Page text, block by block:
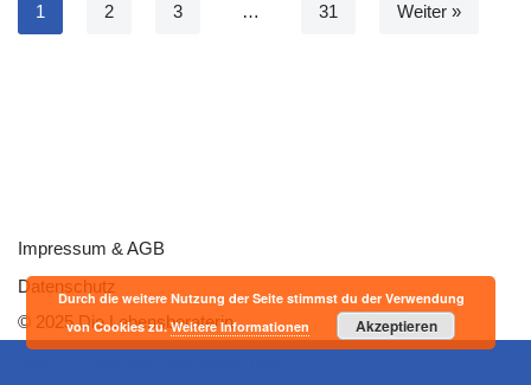
1 2 3 … 31 Weiter »
Impressum & AGB
Datenschutz
© 2025 Die Lebensberaterin
Durch die weitere Nutzung der Seite stimmst du der Verwendung
von Cookies zu.Weitere Informationen Akzeptieren